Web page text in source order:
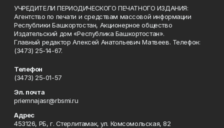
УЧРЕДИТЕЛИ ПЕРИОДИЧЕСКОГО ПЕЧАТНОГО ИЗДАНИЯ:
Агентство по печати и средствам массовой информации
Республики Башкортостан, Акционерное общество
Издательский дом «Республика Башкортостан».
Главный редактор Алексей Анатольевич Матвеев. Телефон:
(3473) 25-14-67.
Телефон
(3473) 25-01-57
Эл. почта
priemnajasr@rbsmi.ru
Адрес
453126, РБ, г. Стерлитамак, ул. Комсомольская, 82